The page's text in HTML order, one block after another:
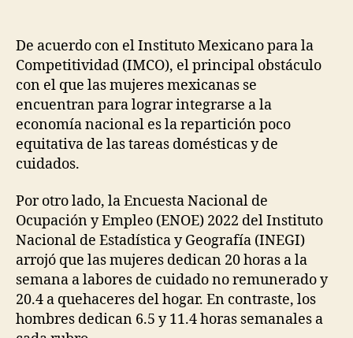
De acuerdo con el Instituto Mexicano para la
Competitividad (IMCO), el principal obstáculo
con el que las mujeres mexicanas se
encuentran para lograr integrarse a la
economía nacional es la repartición poco
equitativa de las tareas domésticas y de
cuidados.
Por otro lado, la Encuesta Nacional de
Ocupación y Empleo (ENOE) 2022 del Instituto
Nacional de Estadística y Geografía (INEGI)
arrojó que las mujeres dedican 20 horas a la
semana a labores de cuidado no remunerado y
20.4 a quehaceres del hogar. En contraste, los
hombres dedican 6.5 y 11.4 horas semanales a